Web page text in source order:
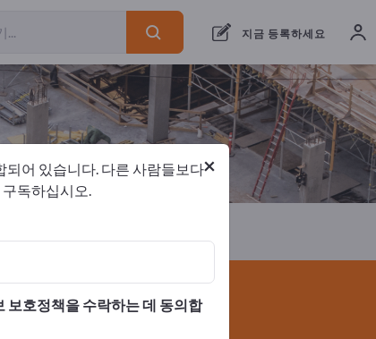
지금 등록하세요
개의 수출 업체1
×
되어 있습니다. 다른 사람들보다
독하십시오.
보호정책을 수락하는 데 동의합